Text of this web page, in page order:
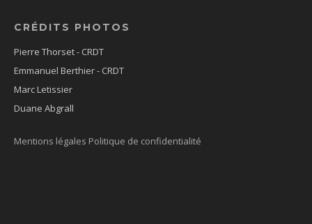
CRÉDITS PHOTOS
Pierre Thorset - CRDT
Emmanuel Berthier - CRDT
Marc Letissier
Duane Abgrall
Mentions légales Politique de confidentialité